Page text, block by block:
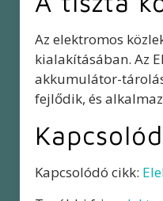
Az elektromos
kialakításában. Az
akkumulátor-
fejlődik, és
Kapcsolódó cikk: